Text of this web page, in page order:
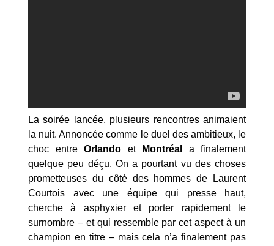
La soirée lancée, plusieurs rencontres animaient
la nuit. Annoncée comme le duel des ambitieux, le
choc entre Orlando et Montréal
a finalement
quelque peu déçu. On a pourtant vu des choses
prometteuses du côté des hommes de Laurent
Courtois avec une équipe qui presse haut,
cherche à asphyxier et porter rapidement le
surnombre – et qui ressemble par cet aspect à un
champion en titre – mais cela n’a finalement pas